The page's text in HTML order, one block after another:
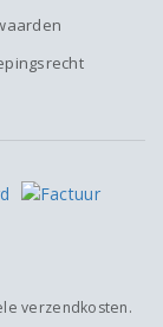
verzendkosten.